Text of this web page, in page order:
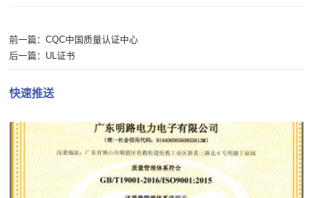
前一篇：CQC中国质量认证中心
后一篇： UL证书
快速推送